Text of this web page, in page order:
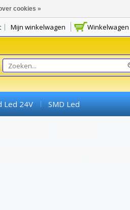
Winkelwagen
Mijn winkelwagen
Led 24V SMD Led
cookies »